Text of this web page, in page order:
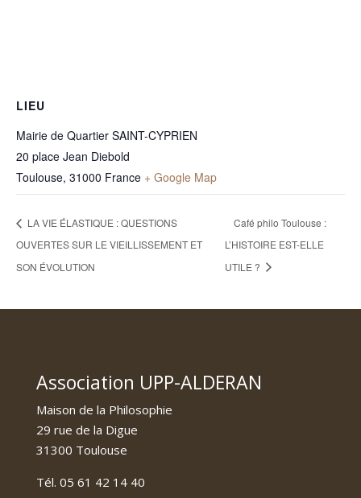
LIEU
Mairie de Quartier SAINT-CYPRIEN
20 place Jean Diebold
Toulouse, 31000 France + Google Map
LA VIE ÉLASTIQUE : QUESTIONS
OUVERTES SUR LE VIEILLISSEMENT ET
SON ÉVOLUTION
Café philo Toulouse :
L’HISTOIRE EST-ELLE
UTILE ?
Association UPP-ALDERAN
Maison de la Philosophie
29 rue de la Digue
31300 Toulouse
Tél. 05 61 42 14 40